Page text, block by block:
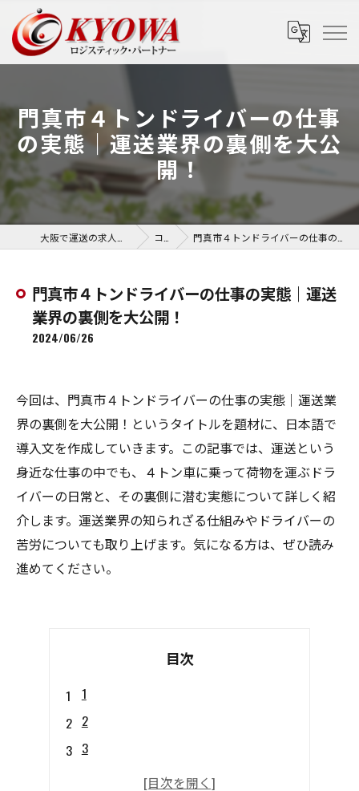
門真市４トンドライバーの仕事
の実態｜運送業界の裏側を大公
開！
コラム 門真市４トンドライバーの仕事の実態｜運送業界の裏側を大公開！
門真市４トンドライバーの仕事の実態｜運送
業界の裏側を大公開！
2024/06/26
今回は、門真市４トンドライバーの仕事の実態｜運送業
界の裏側を大公開！というタイトルを題材に、日本語で
導入文を作成していきます。この記事では、運送という
身近な仕事の中でも、４トン車に乗って荷物を運ぶドラ
イバーの日常と、その裏側に潜む実態について詳しく紹
介します。運送業界の知られざる仕組みやドライバーの
苦労についても取り上げます。気になる方は、ぜひ読み
進めてください。
目次
1
2
3